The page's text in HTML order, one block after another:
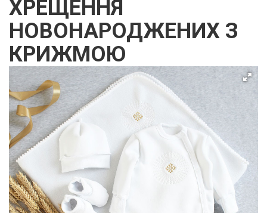
ХРЕЩЕННЯ
НОВОНАРОДЖЕНИХ З
КРИЖМОЮ